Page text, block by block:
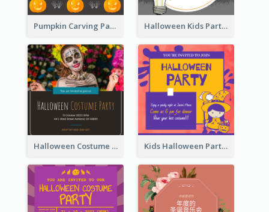
Pumpkin Carving Party Invitation Halloween Kids Party Invitation
Halloween Costume Party Invitation Kids Halloween Party Invitation